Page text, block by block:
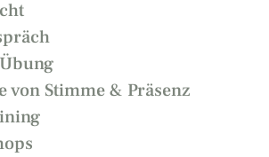
von Stimme & Präsenz